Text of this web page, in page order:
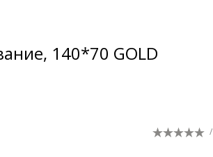
140*70 GOLD
/